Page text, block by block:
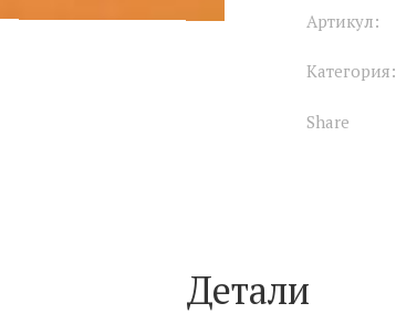
Артикул:
Категория:
Share
Детали